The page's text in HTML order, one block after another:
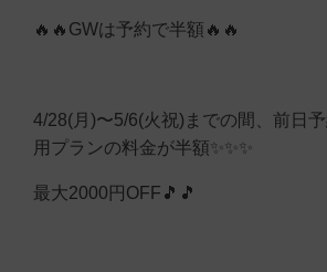
🔥🔥GWは予約で半額🔥🔥
4/28(月)〜5/6(火祝)までの間、前日
用プランの料金が半額✨✨✨
最大2000円OFF🎵🎵